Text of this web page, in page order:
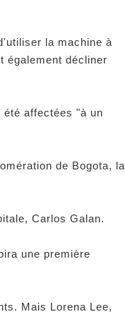
la machine à
également décliner
affectées "à un
de Bogota, la
Carlos Galan.
une première
Mais Lorena Lee,